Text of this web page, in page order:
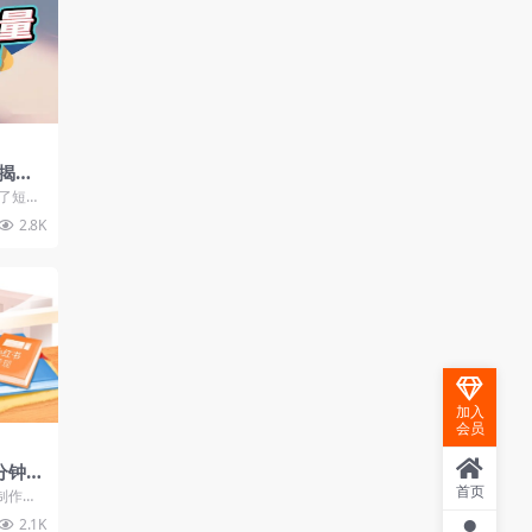
秘
短视
2.8K
钟入
握
作到
2.1K
加入
会员
首页